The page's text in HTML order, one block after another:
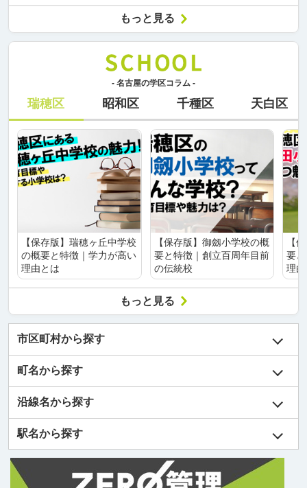
もっと見る
- 名古屋の学区コラム -
瑞穂区 昭和区 千種区 天白区
【保存版】瑞穂ヶ丘中学校
の概要と特徴｜学力が高い
理由とは
【保存版】御劔小学校の概
要と特徴｜創立百周年目前
の伝統校
【
要
理
もっと見る
市区町村から探す
町名から探す
沿線名から探す
駅名から探す